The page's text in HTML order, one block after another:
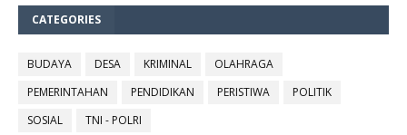
CATEGORIES
BUDAYA DESA KRIMINAL
OLAHRAGA
PEMERINTAHAN
PENDIDIKAN PERISTIWA
POLITIK
SOSIAL
TNI - POLRI